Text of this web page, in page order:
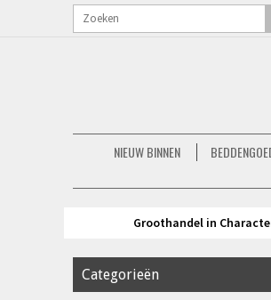
NIEUW BINNEN
Groothandel in
Categorieën